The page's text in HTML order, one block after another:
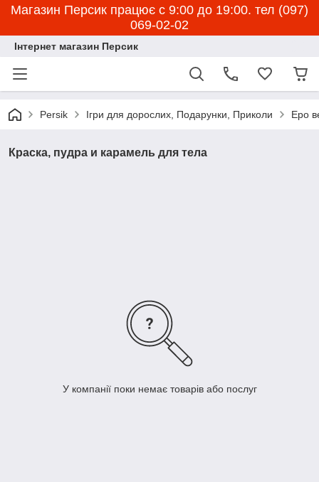
Магазин Персик працює с 9:00 до 19:00. тел (097)
069-02-02
Інтернет магазин Персик
Persik Ігри для дорослих, Подарунки, Приколи Еро
Краска, пудра и карамель для тела
У компанії поки немає товарів або послуг